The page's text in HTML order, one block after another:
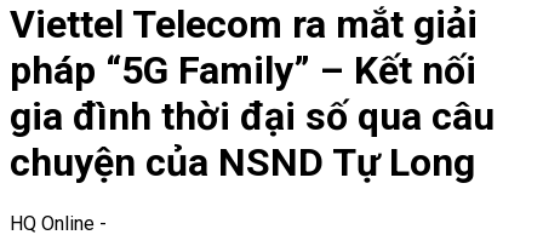
Viettel Telecom ra mắt giải
pháp “5G Family” – Kết nối
gia đình thời đại số qua câu
chuyện của NSND Tự Long
HQ Online -